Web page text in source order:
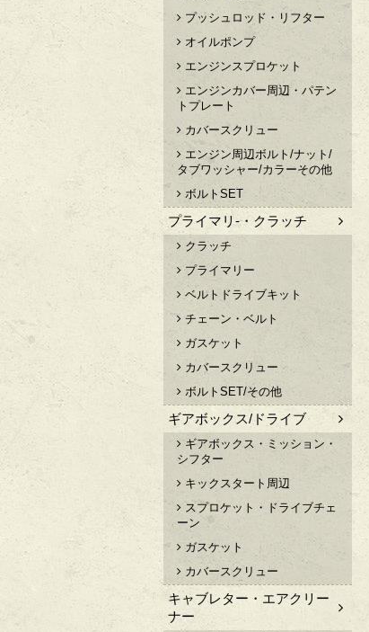
プッシュロッド・リフター
オイルポンプ
エンジンスプロケット
エンジンカバー周辺・パテン
トプレート
カバースクリュー
エンジン周辺ボルト/ナット/
タブワッシャー/カラーその他
ボルトSET
プライマリ-・クラッチ
クラッチ
プライマリー
ベルトドライブキット
チェーン・ベルト
ガスケット
カバースクリュー
ボルトSET/その他
ギアボックス/ドライブ
ギアボックス・ミッション・
シフター
キックスタート周辺
スプロケット・ドライブチェ
ーン
ガスケット
カバースクリュー
キャブレター・エアクリー
ナー